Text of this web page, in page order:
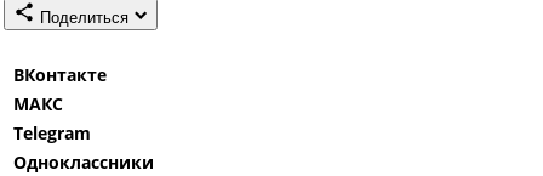
Поделиться
ВКонтакте
МАКС
Telegram
Одноклассники